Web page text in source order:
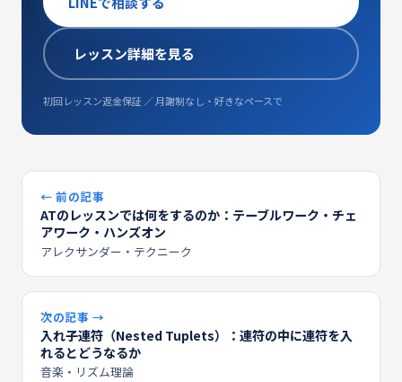
レッスン詳細を見る
初回レッスン返金保証 ／ 月謝制なし・好きなペースで
← 前の記事
ATのレッスンでは何をするのか：テーブルワーク・チェ
アワーク・ハンズオン
アレクサンダー・テクニーク
次の記事 →
入れ子連符（Nested Tuplets）：連符の中に連符を入
れるとどうなるか
音楽・リズム理論